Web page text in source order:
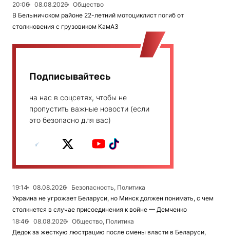
20:06
08.08.2026
Общество
В Белыничском районе 22-летний мотоциклист погиб от
столкновения с грузовиком КамАЗ
Подписывайтесь
на нас в соцсетях, чтобы не
пропустить важные новости (если
это безопасно для вас)
19:14 08.08.2026
Безопасность, Политика
Украина не угрожает Беларуси, но Минск должен понимать, с чем
столкнется в случае присоединения к войне — Демченко
18:46
08.08.2026
Общество, Политика
Дедок за жесткую люстрацию после смены власти в Беларуси,